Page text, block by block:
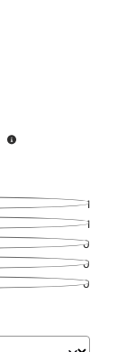
1
1
0
0
0